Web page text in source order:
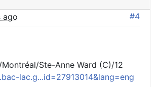
ago #4
Montréal/Ste-Anne Ward (C)/12
lac.g...id=27913014&lang=eng